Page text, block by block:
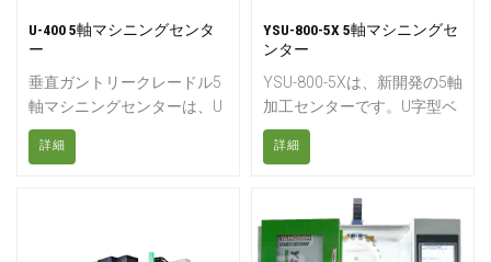
作業環境を最適化し、最大限
の効率性を実現する人間工学
に基づいた設計を誇りま
す。
U-400 5軸マシニングセンタ
ー
垂直ガントリークレードル5
軸マシニングセンターは、U
型ベースとブリッジ型上部構
造を組み合わせた完全なボッ
安定性を備えています。対称
詳細
YSU-800-5X 5軸マシニングセ
ンター
YSU-800-5Xは、新開発の5軸
加工センターです。U字型ベ
ース構造設計とダブルDDダ
イレクトドライブ高トルク回
型、精密部品、複雑なハード
ウェアの5軸加工に適してい
ます。高速かつ低振動の
詳細